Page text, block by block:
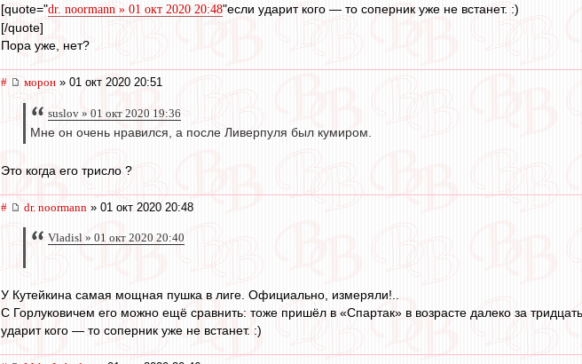
[quote="dr. noormann » 01 окт 2020 20:48"если ударит кого — то соперник уже не встанет. :)
[/quote]
Пора уже, нет?
# морон » 01 окт 2020 20:51
suslov » 01 окт 2020 19:36
Мне он очень нравился, а после Ливерпуля был кумиром.
Это когда его трисло ?
# dr. noormann » 01 окт 2020 20:48
Vladisl » 01 окт 2020 20:40
У Кутейкина самая мощная пушка в лиге. Официально, измеряли!..
С Горлуковичем его можно ещё сравнить: тоже пришёл в «Спартак» в возрасте далеко за
ударит кого — то соперник уже не встанет. :)